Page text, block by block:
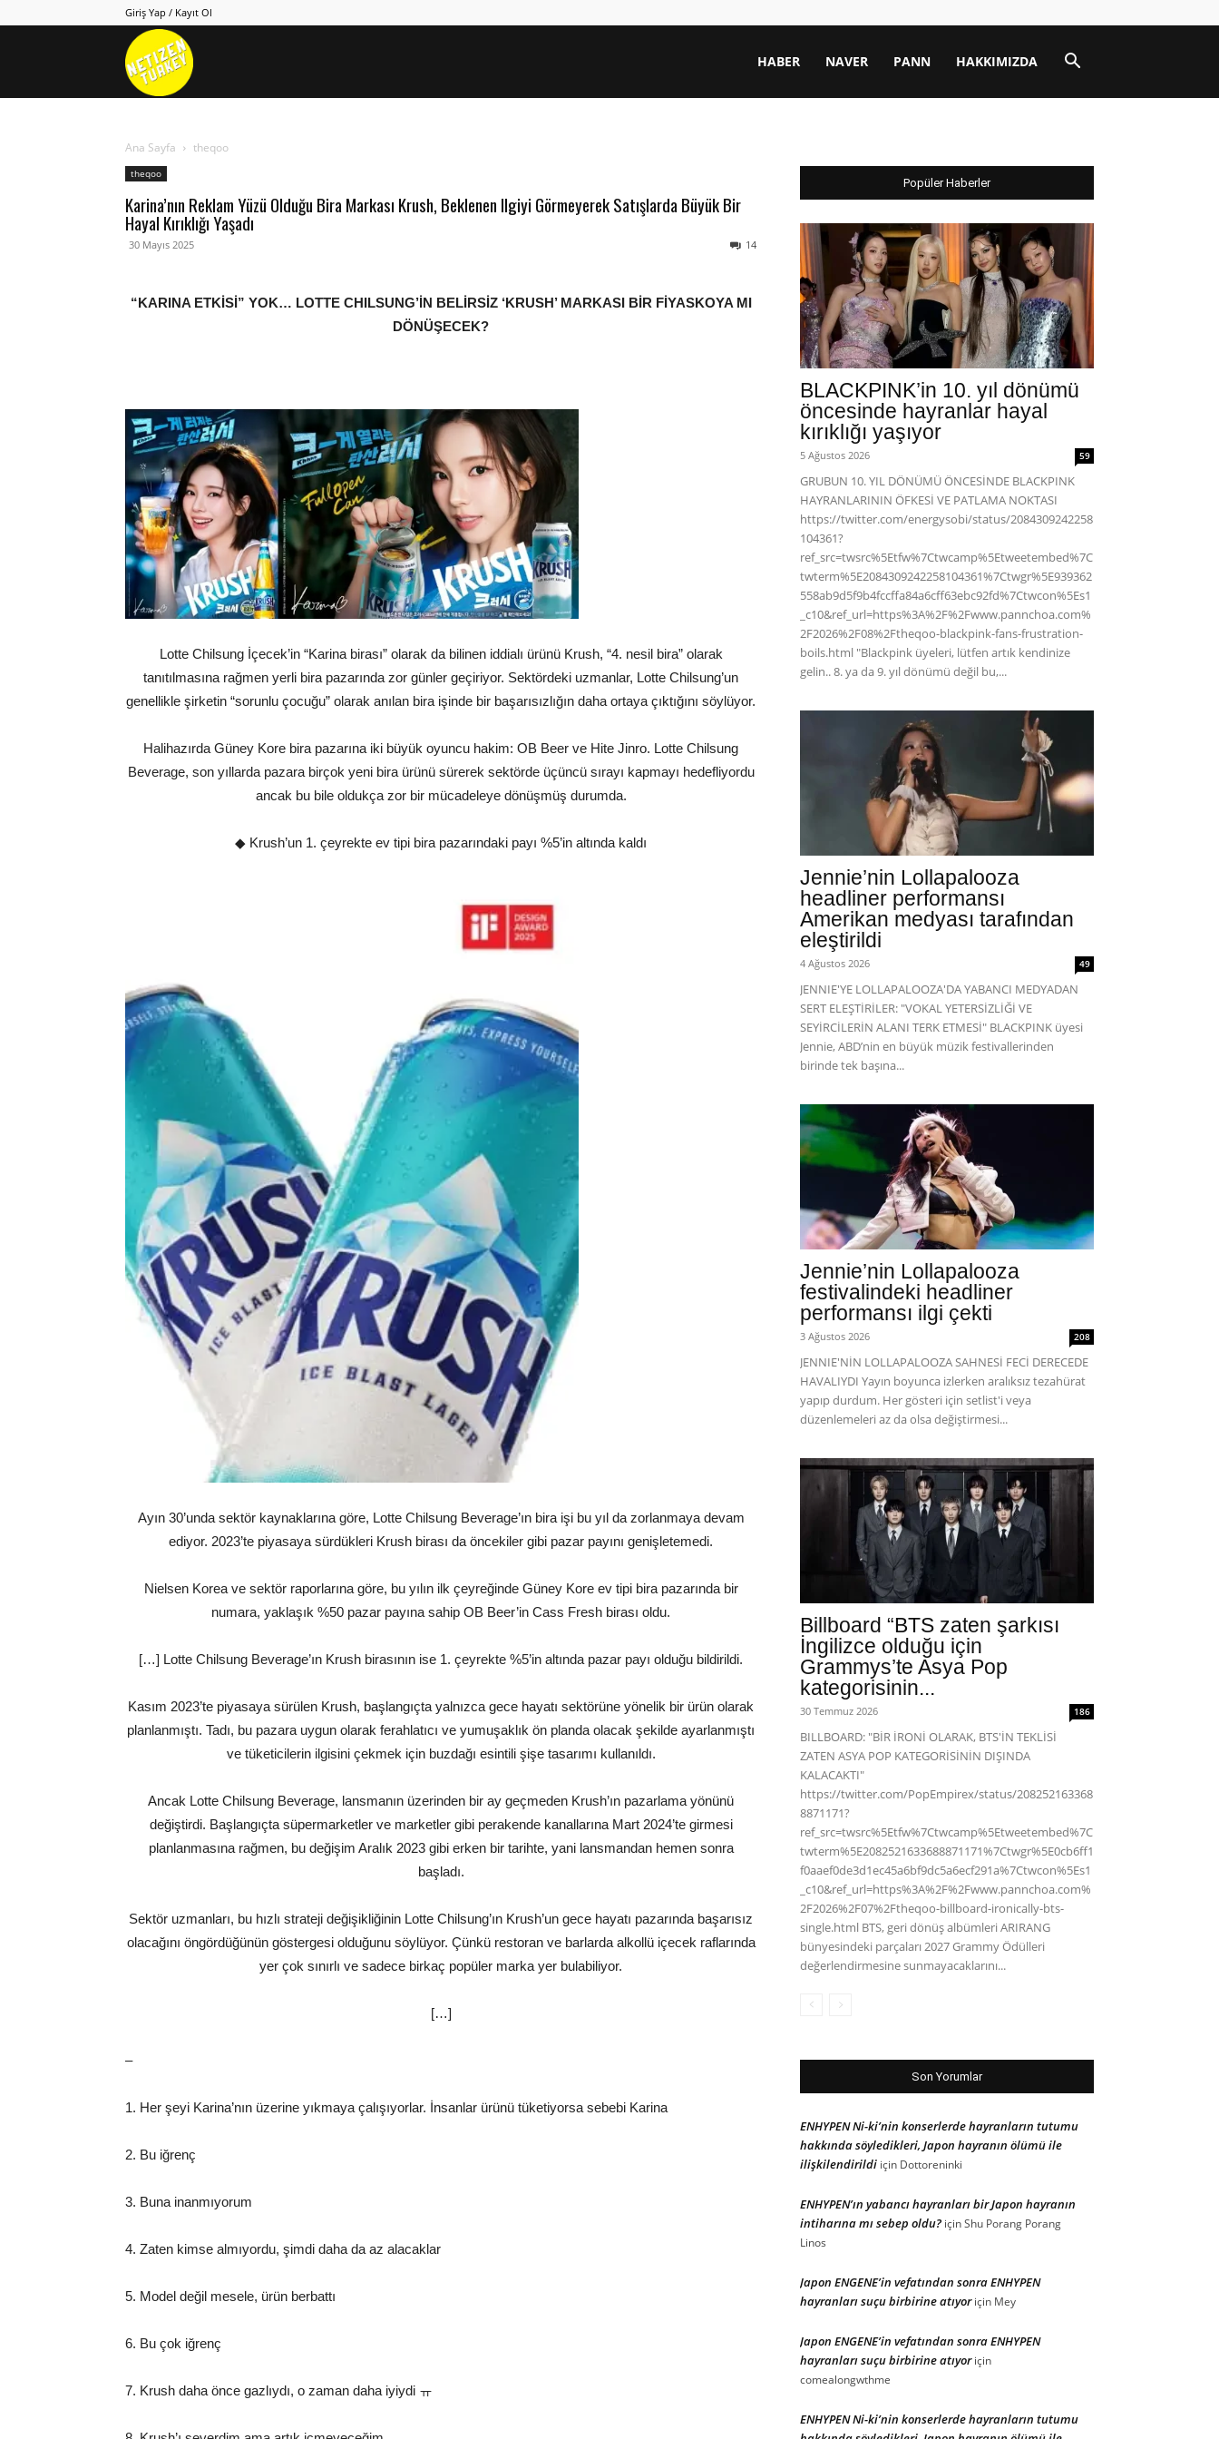
Giriş Yap / Kayıt Ol
Netizen HABER NAVER PANN HAKKIMIZDA
Ana Sayfa theqoo
theqoo
Karina’nın Reklam Yüzü Olduğu Bira Markası Krush, Beklenen Ilgiyi Görmeyerek Satışlarda Büyük Bir
Hayal Kırıklığı Yaşadı
30 Mayıs 2025 14
“KARINA ETKİSİ” YOK… LOTTE CHILSUNG’İN BELİRSİZ ‘KRUSH’ MARKASI BİR FİYASKOYA MI
DÖNÜŞECEK?
Lotte Chilsung İçecek’in “Karina birası” olarak da bilinen iddialı ürünü Krush, “4. nesil bira” olarak
tanıtılmasına rağmen yerli bira pazarında zor günler geçiriyor. Sektördeki uzmanlar, Lotte Chilsung’un
genellikle şirketin “sorunlu çocuğu” olarak anılan bira işinde bir başarısızlığın daha ortaya çıktığını söylüyor.
Halihazırda Güney Kore bira pazarına iki büyük oyuncu hakim: OB Beer ve Hite Jinro. Lotte Chilsung
Beverage, son yıllarda pazara birçok yeni bira ürünü sürerek sektörde üçüncü sırayı kapmayı hedefliyordu
ancak bu bile oldukça zor bir mücadeleye dönüşmüş durumda.
◆ Krush’un 1. çeyrekte ev tipi bira pazarındaki payı %5’in altında kaldı
Ayın 30’unda sektör kaynaklarına göre, Lotte Chilsung Beverage’ın bira işi bu yıl da zorlanmaya devam
ediyor. 2023’te piyasaya sürdükleri Krush birası da öncekiler gibi pazar payını genişletemedi.
Nielsen Korea ve sektör raporlarına göre, bu yılın ilk çeyreğinde Güney Kore ev tipi bira pazarında bir
numara, yaklaşık %50 pazar payına sahip OB Beer’in Cass Fresh birası oldu.
[…] Lotte Chilsung Beverage’ın Krush birasının ise 1. çeyrekte %5’in altında pazar payı olduğu bildirildi.
Kasım 2023’te piyasaya sürülen Krush, başlangıçta yalnızca gece hayatı sektörüne yönelik bir ürün olarak
planlanmıştı. Tadı, bu pazara uygun olarak ferahlatıcı ve yumuşaklık ön planda olacak şekilde ayarlanmıştı
ve tüketicilerin ilgisini çekmek için buzdağı esintili şişe tasarımı kullanıldı.
Ancak Lotte Chilsung Beverage, lansmanın üzerinden bir ay geçmeden Krush’ın pazarlama yönünü
değiştirdi. Başlangıçta süpermarketler ve marketler gibi perakende kanallarına Mart 2024’te girmesi
planlanmasına rağmen, bu değişim Aralık 2023 gibi erken bir tarihte, yani lansmandan hemen sonra
başladı.
Sektör uzmanları, bu hızlı strateji değişikliğinin Lotte Chilsung’ın Krush’un gece hayatı pazarında başarısız
olacağını öngördüğünün göstergesi olduğunu söylüyor. Çünkü restoran ve barlarda alkollü içecek raflarında
yer çok sınırlı ve sadece birkaç popüler marka yer bulabiliyor.
[…]
–
1. Her şeyi Karina’nın üzerine yıkmaya çalışıyorlar. İnsanlar ürünü tüketiyorsa sebebi Karina
2. Bu iğrenç
3. Buna inanmıyorum
4. Zaten kimse almıyordu, şimdi daha da az alacaklar
5. Model değil mesele, ürün berbattı
6. Bu çok iğrenç
7. Krush daha önce gazlıydı, o zaman daha iyiydi ㅠ
Popüler Haberler
BLACKPINK’in 10. yıl dönümü
öncesinde hayranlar hayal
kırıklığı yaşıyor
5 Ağustos 2026 59
GRUBUN 10. YIL DÖNÜMÜ ÖNCESİNDE BLACKPINK
HAYRANLARININ ÖFKESİ VE PATLAMA NOKTASI
https://twitter.com/energysobi/status/2084309242258
104361?
ref_src=twsrc%5Etfw%7Ctwcamp%5Etweetembed%7C
twterm%5E2084309242258104361%7Ctwgr%5E939362
558ab9d5f9b4fccffa84a6cff63ebc92fd%7Ctwcon%5Es1
_c10&ref_url=https%3A%2F%2Fwww.pannchoa.com%
2F2026%2F08%2Ftheqoo-blackpink-fans-frustration-
boils.html "Blackpink üyeleri, lütfen artık kendinize
gelin.. 8. ya da 9. yıl dönümü değil bu,...
Jennie’nin Lollapalooza
headliner performansı
Amerikan medyası tarafından
eleştirildi
4 Ağustos 2026 49
JENNIE'YE LOLLAPALOOZA'DA YABANCI MEDYADAN
SERT ELEŞTİRİLER: "VOKAL YETERSİZLİĞİ VE
SEYİRCİLERİN ALANI TERK ETMESİ" BLACKPINK üyesi
Jennie, ABD’nin en büyük müzik festivallerinden
birinde tek başına...
Jennie’nin Lollapalooza
festivalindeki headliner
performansı ilgi çekti
3 Ağustos 2026 208
JENNIE'NİN LOLLAPALOOZA SAHNESİ FECİ DERECEDE
HAVALIYDI Yayın boyunca izlerken aralıksız tezahürat
yapıp durdum. Her gösteri için setlist'i veya
düzenlemeleri az da olsa değiştirmesi...
Billboard “BTS zaten şarkısı
İngilizce olduğu için
Grammys’te Asya Pop
kategorisinin...
30 Temmuz 2026 186
BILLBOARD: "BİR İRONİ OLARAK, BTS'İN TEKLİSİ
ZATEN ASYA POP KATEGORİSİNİN DIŞINDA
KALACAKTI"
https://twitter.com/PopEmpirex/status/208252163368
8871171?
ref_src=twsrc%5Etfw%7Ctwcamp%5Etweetembed%7C
twterm%5E2082521633688871171%7Ctwgr%5E0cb6ff1
f0aaef0de3d1ec45a6bf9dc5a6ecf291a%7Ctwcon%5Es1
_c10&ref_url=https%3A%2F%2Fwww.pannchoa.com%
2F2026%2F07%2Ftheqoo-billboard-ironically-bts-
single.html BTS, geri dönüş albümleri ARIRANG
bünyesindeki parçaları 2027 Grammy Ödülleri
değerlendirmesine sunmayacaklarını...
Son Yorumlar
ENHYPEN Ni-ki’nin konserlerde hayranların tutumu
hakkında söyledikleri, Japon hayranın ölümü ile
ilişkilendirildi için Dottoreninki
ENHYPEN’ın yabancı hayranları bir Japon hayranın
intiharına mı sebep oldu? içinShu Porang Porang
Linos
Japon ENGENE’in vefatından sonra ENHYPEN
hayranları suçu birbirine atıyoriçin Mey
Japon ENGENE’in vefatından sonra ENHYPEN
hayranları suçu birbirine atıyoriçin
comealongwthme
ENHYPEN Ni-ki’nin konserlerde hayranların tutumu